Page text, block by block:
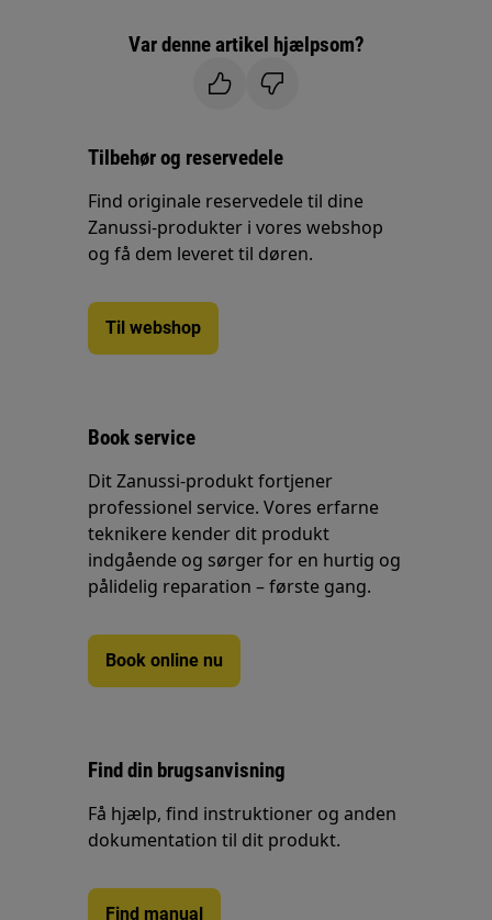
Var denne artikel hjælpsom?
Tilbehør og reservedele
Find originale reservedele til dine
Zanussi-produkter i vores webshop
og få dem leveret til døren.
Til webshop
Book service
Dit Zanussi-produkt fortjener
professionel service. Vores erfarne
teknikere kender dit produkt
indgående og sørger for en hurtig og
pålidelig reparation – første gang.
Book online nu
Find din brugsanvisning
Få hjælp, find instruktioner og anden
dokumentation til dit produkt.
Find manual